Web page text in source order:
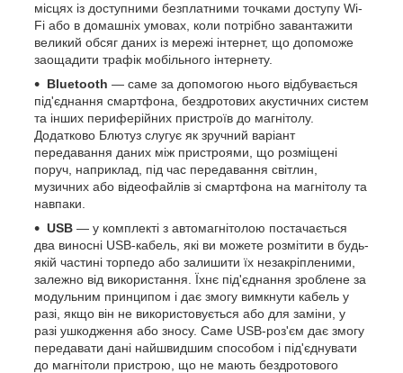
місцях із доступними безплатними точками доступу Wi-
Fi або в домашніх умовах, коли потрібно завантажити
великий обсяг даних із мережі інтернет, що допоможе
заощадити трафік мобільного інтернету.
Bluetooth — саме за допомогою нього відбувається
під'єднання смартфона, бездротових акустичних систем
та інших периферійних пристроїв до магнітолу.
Додатково Блютуз слугує як зручний варіант
передавання даних між пристроями, що розміщені
поруч, наприклад, під час передавання світлин,
музичних або відеофайлів зі смартфона на магнітолу та
навпаки.
USB — у комплекті з автомагнітолою постачається
два виносні USB-кабель, які ви можете розмітити в будь-
якій частині торпедо або залишити їх незакріпленими,
залежно від використання. Їхнє під'єднання зроблене за
модульним принципом і дає змогу вимкнути кабель у
разі, якщо він не використовується або для заміни, у
разі ушкодження або зносу. Саме USB-роз'єм дає змогу
передавати дані найшвидшим способом і під'єднувати
до магнітоли пристрою, що не мають бездротового